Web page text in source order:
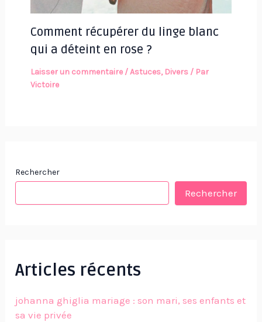
Comment récupérer du linge blanc
qui a déteint en rose ?
Laisser un commentaire /Astuces, Divers/ Par
Victoire
Rechercher
Rechercher
Articles récents
johanna ghiglia mariage : son mari, ses enfants et
sa vie privée